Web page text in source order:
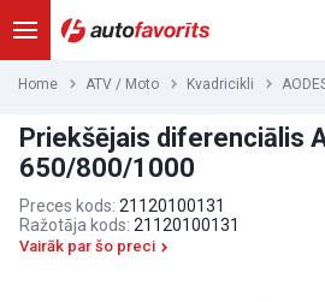
Home ATV / Moto Kvadricikli
Priekšējais diferenciālis
650/800/1000
Preces kods: 21120100131
Ražotāja kods: 21120100131
Vairāk par šo preci